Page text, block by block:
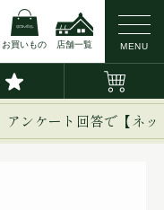
お買いもの 店舗一覧 MENU
アンケート回答で【ネ